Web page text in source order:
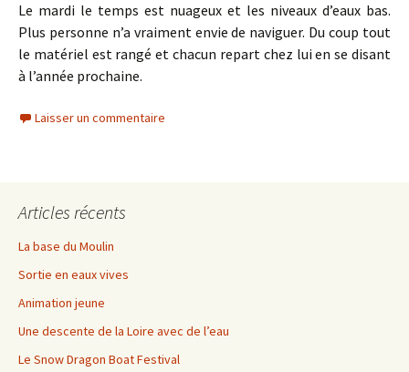
Le mardi le temps est nuageux et les niveaux d’eaux bas.
Plus personne n’a vraiment envie de naviguer. Du coup tout
le matériel est rangé et chacun repart chez lui en se disant
à l’année prochaine.
Laisser un commentaire
Articles récents
La base du Moulin
Sortie en eaux vives
Animation jeune
Une descente de la Loire avec de l’eau
Le Snow Dragon Boat Festival